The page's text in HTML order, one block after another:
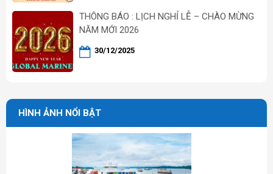
THÔNG BÁO : LỊCH NGHỈ LỄ – CHÀO MỪNG
NĂM MỚI 2026
30/12/2025
HÌNH ẢNH NỔI BẬT